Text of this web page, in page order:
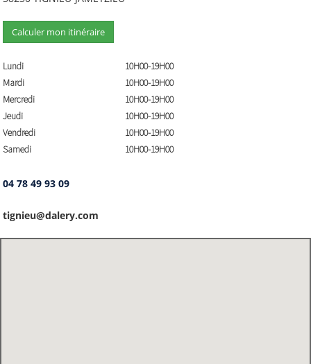
Calculer mon itinéraire
Lundi
10H00-19H00
Mardi
10H00-19H00
Mercredi
10H00-19H00
Jeudi
10H00-19H00
Vendredi
10H00-19H00
Samedi
10H00-19H00
04 78 49 93 09
tignieu@dalery.com